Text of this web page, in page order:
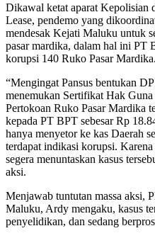
Dikawal ketat aparat Kepolisian
Lease, pendemo yang
mendesak Kejati Maluku untuk
pasar mardika, dalam hal ini PT
korupsi 140 Ruko Pasar Mardika.
“Mengingat Pansus bentukan
menemukan Sertifikat Hak
Pertokoan Ruko Pasar Mardika
kepada PT BPT sebesar Rp
hanya menyetor ke kas Daerah
terdapat indikasi korupsi.
segera menuntaskan kasus
aksi.
Menjawab tuntutan massa aksi,
Maluku, Ardy mengaku, kasus
penyelidikan, dan sedang